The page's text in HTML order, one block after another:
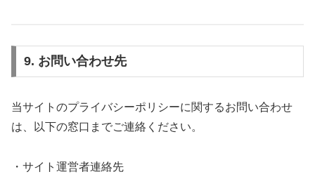
9. お問い合わせ先
当サイトのプライバシーポリシーに関するお問い合わせ
は、以下の窓口までご連絡ください。
・サイト運営者連絡先